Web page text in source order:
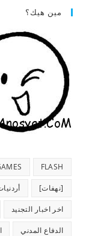
مين هيك؟
FLASH
[نهفات]
اخر اخبار التجنيد
الدفاع المدني